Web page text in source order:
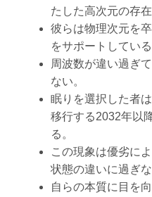
たした高次元の存
彼らは物理次元を
をサポートしている
周波数が違い過ぎ
ない。
眠りを選択した者
移行する2032年以
る。
この現象は優劣に
状態の違いに過ぎな
自らの本質に目を